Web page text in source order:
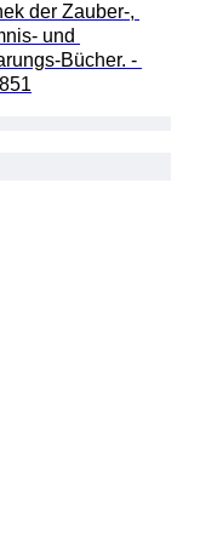
der Zauber-,
und
Bücher. -